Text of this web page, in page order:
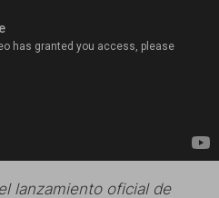
lanzamiento oficial de